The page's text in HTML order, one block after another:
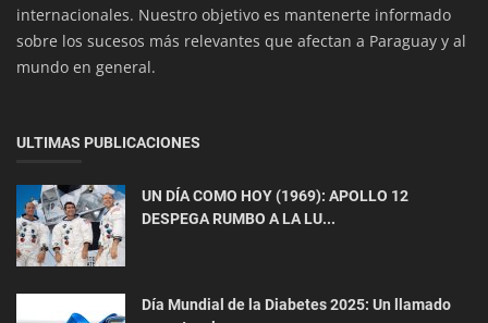
ACTUALIDAD
UN DÍA COMO HOY (1969): APOLLO 12
DESPEGA RUMBO A LA LUNA Y CONSOLIDA ...
internacionales. Nuestro objetivo es mantenerte informado
sobre los sucesos más relevantes que afectan a Paraguay y al
mundo en general.
ULTIMAS PUBLICACIONES
UN DÍA COMO HOY (1969): APOLLO 12
DESPEGA RUMBO A LA LU...
Día Mundial de la Diabetes 2025: Un llamado